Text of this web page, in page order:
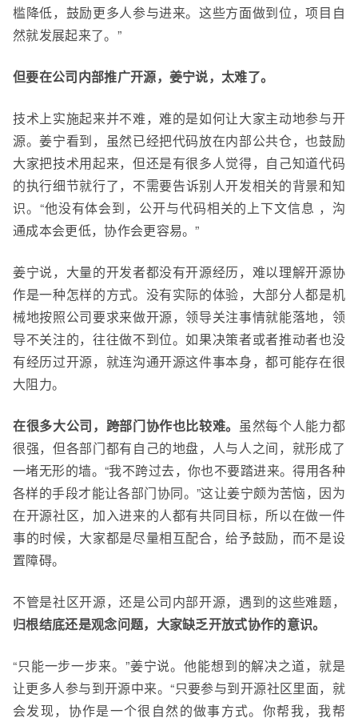
槛降低，鼓励更多人参与进来。这些方面做到位，项目自
然就发展起来了。”
但要在公司内部推广开源，姜宁说，太难了。
技术上实施起来并不难，难的是如何让大家主动地参与开
源。姜宁看到，虽然已经把代码放在内部公共仓，也鼓励
大家把技术用起来，但还是有很多人觉得， 自己知道代码
的执行细节就行了， 不需要告诉别人开发相关的背景和知
识。“他没有体会到， 公开与代码相关的上下文信息 ，沟
通成本会更低，协作会更容易。”
姜宁说，大量的开发者都没有开源经历，难以理解开源协
作是一种怎样的方式。没有实际的体验，大部分人都是机
械地按照公司要求来做开源，领导关注事情就能落地，领
导不关注的，往往做不到位。如果决策者或者推动者也没
有经历过开源，就连沟通开源这件事本身，都可能存在很
大阻力。
在很多大公司，跨部门协作也比较难。 虽然每个人能力都
很强，但各部门都有自己的地盘，人与人之间，就形成了
一堵无形的墙。“我不跨过去，你也不要踏进来。得用各种
各样的手段才能让各部门协同。”这让姜宁颇为苦恼，因为
在开源社区，加入进来的人都有共同目标，所以在做一件
事的时候，大家都是尽量相互配合，给予鼓励，而不是设
置障碍。
不管是社区开源，还是公司内部开源，遇到的这些难题，
归根结底还是观念问题，大家缺乏开放式协作的意识。
“只能一步一步来。”姜宁说。他能想到的解决之道，就是
让更多人参与到开源中来。“只要参与到开源社区里面，就
会发现，协作是一个很自然的做事方式。你帮我，我帮